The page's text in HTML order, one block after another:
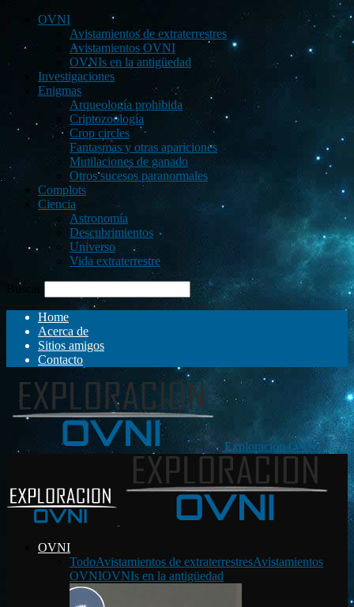
OVNI
Avistamientos de extraterrestres
Avistamientos OVNI
OVNIs en la antigüedad
Investigaciones
Enigmas
Arqueología prohibida
Criptozoología
Crop circles
Fantasmas y otras apariciones
Mutilaciones de ganado
Otros sucesos paranormales
Complots
Ciencia
Astronomía
Descubrimientos
Universo
Vida extraterrestre
Buscar
Home
Acerca de
Sitios amigos
Contacto
Exploración OVNI
OVNI
TodoAvistamientos de extraterrestresAvistamientos
OVNIOVNIs en la antigüedad